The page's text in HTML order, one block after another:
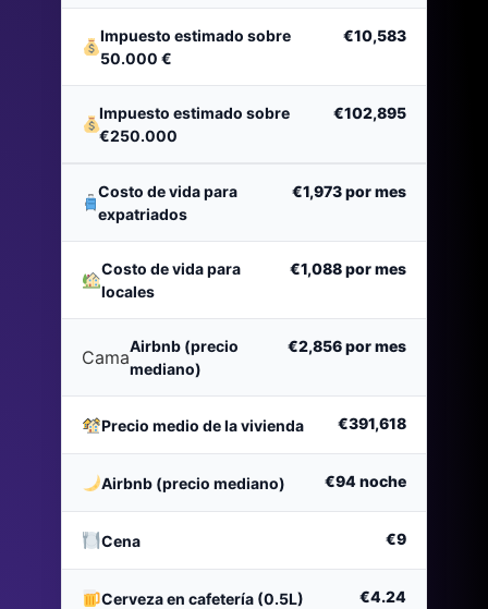
Impuesto estimado sobre
50.000 €
€10,583
Impuesto estimado sobre
€250.000
€102,895
Costo de vida para
expatriados
€1,973por mes
Costo de vida para
locales
€1,088por mes
Cama
Airbnb (precio
mediano)
€2,856por mes
Precio medio de la vivienda €391,618
Airbnb (precio mediano) €94noche
Cena €9
Cerveza en cafetería (0.5L) €4.24